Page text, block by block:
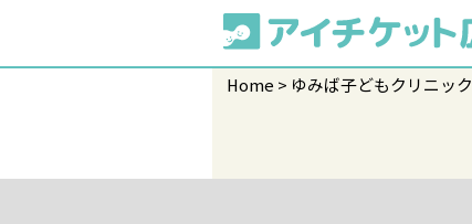
Home ゆみば子どもクリニック